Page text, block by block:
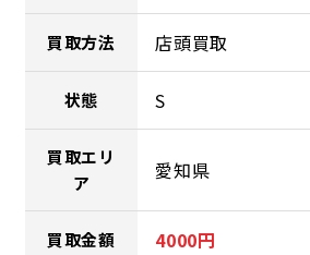
買取方法 店頭買取
状態 S
買取エリ
ア
愛知県
買取金額 4000円